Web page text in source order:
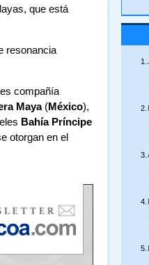
que está
resonancia
compañía
Maya(México),
Bahía Príncipe
otorgan en el